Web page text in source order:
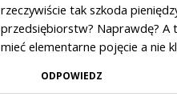
rzeczywiście tak szkoda
przedsiębiorstw? Naprawdę? A
mieć elementarne pojęcie a nie
ODPOWIEDZ